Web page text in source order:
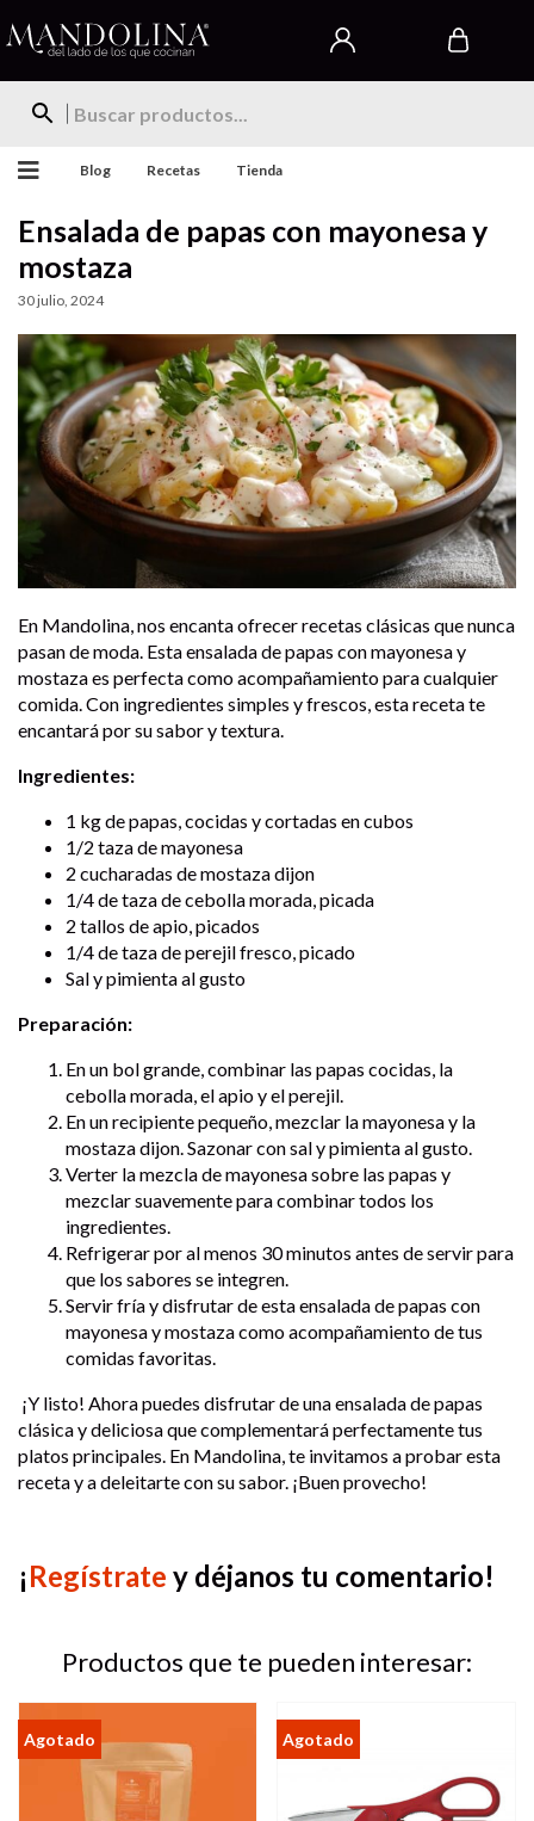
Blog Recetas Tienda
Ensalada de papas con mayonesa y
mostaza
30 julio, 2024
En Mandolina, nos encanta ofrecer recetas clásicas que nunca
pasan de moda. Esta ensalada de papas con mayonesa y
mostaza es perfecta como acompañamiento para cualquier
comida. Con ingredientes simples y frescos, esta receta te
encantará por su sabor y textura.
Ingredientes:
1 kg de papas, cocidas y cortadas en cubos
1/2 taza de mayonesa
2 cucharadas de mostaza dijon
1/4 de taza de cebolla morada, picada
2 tallos de apio, picados
1/4 de taza de perejil fresco, picado
Sal y pimienta al gusto
Preparación:
En un bol grande, combinar las papas cocidas, la
cebolla morada, el apio y el perejil.
En un recipiente pequeño, mezclar la mayonesa y la
mostaza dijon. Sazonar con sal y pimienta al gusto.
Verter la mezcla de mayonesa sobre las papas y
mezclar suavemente para combinar todos los
ingredientes.
Refrigerar por al menos 30 minutos antes de servir para
que los sabores se integren.
Servir fría y disfrutar de esta ensalada de papas con
mayonesa y mostaza como acompañamiento de tus
comidas favoritas.
¡Y listo! Ahora puedes disfrutar de una ensalada de papas
clásica y deliciosa que complementará perfectamente tus
platos principales. En Mandolina, te invitamos a probar esta
receta y a deleitarte con su sabor. ¡Buen provecho!
¡Regístrate y déjanos tu comentario!
Productos que te pueden interesar: